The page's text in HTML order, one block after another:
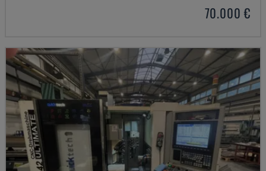
70.000 €